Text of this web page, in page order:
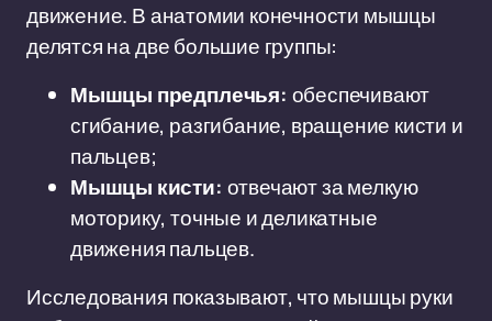
движение. В анатомии конечности мышцы
делятся на две большие группы:
Мышцы предплечья: обеспечивают
сгибание, разгибание, вращение кисти и
пальцев;
Мышцы кисти: отвечают за мелкую
моторику, точные и деликатные
движения пальцев.
Исследования показывают, что мышцы руки